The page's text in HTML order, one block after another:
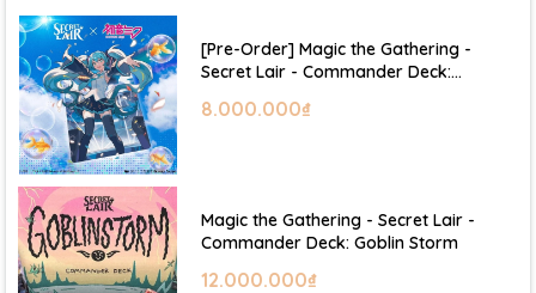
[Pre-Order] Magic the Gathering -
Secret Lair - Commander Deck:
8.000.000₫
Magic the Gathering - Secret Lair -
Commander Deck: Goblin Storm
12.000.000₫